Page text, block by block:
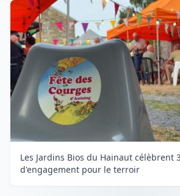
Les Jardins Bios du Hainaut célèbrent
d'engagement pour le terroir